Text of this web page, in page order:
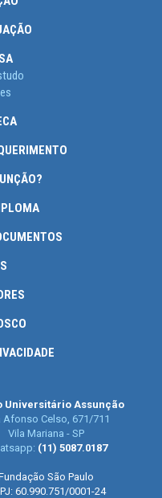
Universitário Assunção
Afonso Celso, 671/711
Vila Mariana - SP
(11) 5087.0187
São Paulo
60.990.751/0001-24